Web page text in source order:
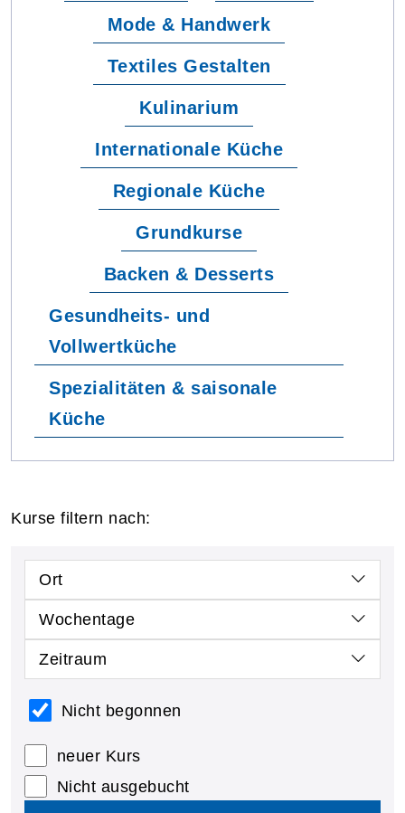
Mode & Handwerk
Textiles Gestalten
Kulinarium
Internationale Küche
Regionale Küche
Grundkurse
Backen & Desserts
Gesundheits- und
Vollwertküche
Spezialitäten & saisonale
Küche
Kurse filtern nach:
Ort
Wochentage
Zeitraum
Nicht begonnen
neuer Kurs
Nicht ausgebucht